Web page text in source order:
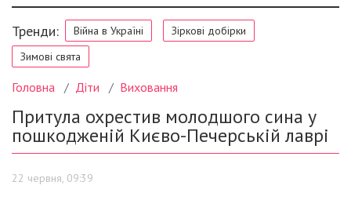
Тренди: Війна в Україні
Зіркові добірки
Зимові свята
Головна Діти Виховання
Притула охрестив молодшого сина у
пошкодженій Києво-Печерській лаврі
22 червня, 09:39